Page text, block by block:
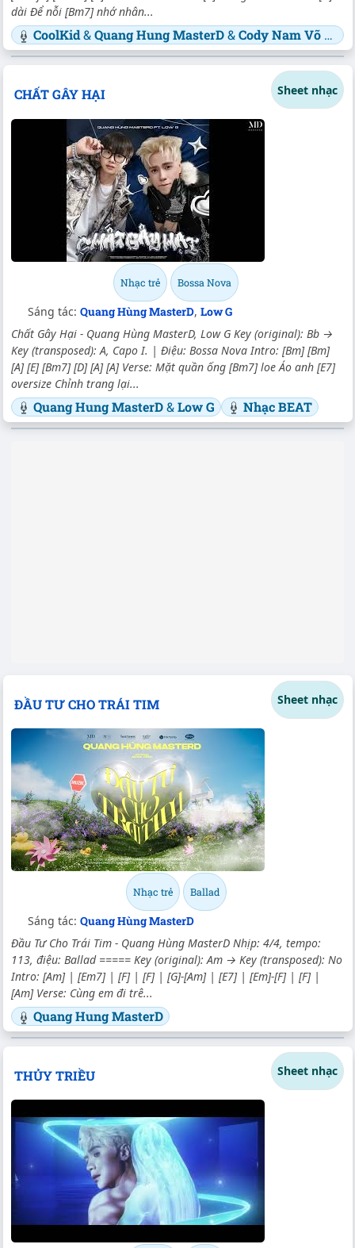
dài Để nỗi [Bm7] nhớ nhân...
CoolKid&Quang Hung MasterD&Cody Nam Võ &
CHẤT GÂY HẠI Sheet nhạc
Nhạc trẻ Bossa Nova
Sáng tác: Quang Hùng MasterD, Low G
Chất Gây Hại - Quang Hùng MasterD, Low G Key (original): Bb →
Key (transposed): A, Capo I. | Điệu: Bossa Nova Intro: [Bm] [Bm]
[A] [E] [Bm7] [D] [A] [A] Verse: Mặt quần ống [Bm7] loe Áo anh [E7]
oversize Chỉnh trang lại...
Quang Hung MasterD&Low G Nhạc BEAT
ĐẦU TƯ CHO TRÁI TIM Sheet nhạc
Nhạc trẻ Ballad
Sáng tác: Quang Hùng MasterD
Đầu Tư Cho Trái Tim - Quang Hùng MasterD Nhịp: 4/4, tempo:
113, điệu: Ballad ===== Key (original): Am → Key (transposed): No
Intro: [Am] | [Em7] | [F] | [F] | [G]-[Am] | [E7] | [Em]-[F] | [F] |
[Am] Verse: Cùng em đi trê...
Quang Hung MasterD
THỦY TRIỀU Sheet nhạc